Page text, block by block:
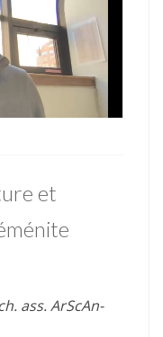
et
ass. ArScAn-